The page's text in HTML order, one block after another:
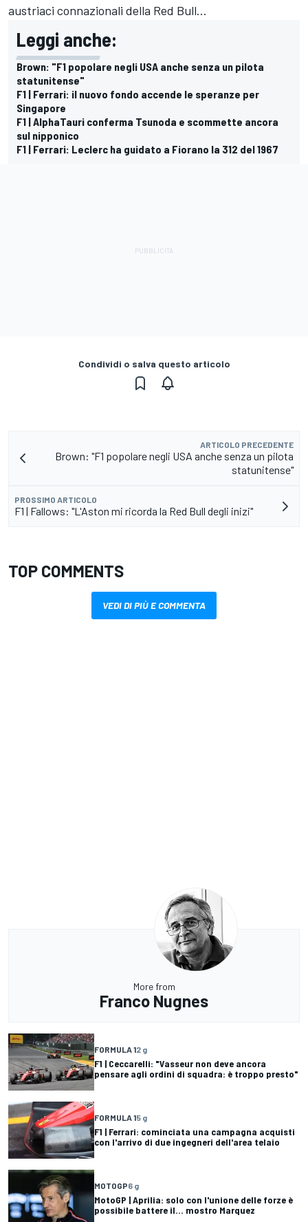
austriaci connazionali della Red Bull…
Leggi anche:
Brown: "F1 popolare negli USA anche senza un pilota
statunitense"
F1 | Ferrari: il nuovo fondo accende le speranze per
Singapore
F1 | AlphaTauri conferma Tsunoda e scommette ancora
sul nipponico
F1 | Ferrari: Leclerc ha guidato a Fiorano la 312 del 1967
Condividi o salva questo articolo
ARTICOLO PRECEDENTE
Brown: "F1 popolare negli USA anche senza un pilota
statunitense"
PROSSIMO ARTICOLO
F1 | Fallows: "L'Aston mi ricorda la Red Bull degli inizi"
TOP COMMENTS
VEDI DI PIÙ E COMMENTA
More from
Franco Nugnes
FORMULA 12 g
F1 | Ceccarelli: "Vasseur non deve ancora
pensare agli ordini di squadra: è troppo presto"
FORMULA 15 g
F1 | Ferrari: cominciata una campagna acquisti
con l'arrivo di due ingegneri dell'area telaio
MOTOGP6 g
MotoGP | Aprilia: solo con l'unione delle forze è
possibile battere il... mostro Marquez